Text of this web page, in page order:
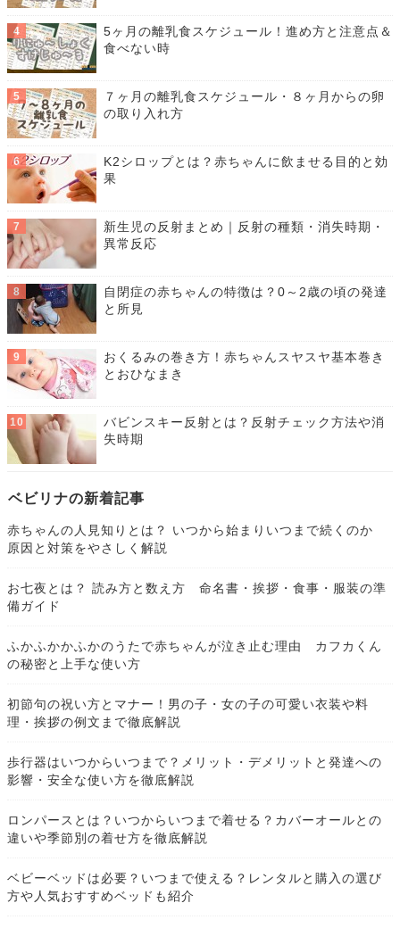
5ヶ月の離乳食スケジュール！進め方と注意点＆
食べない時
７ヶ月の離乳食スケジュール・８ヶ月からの卵
の取り入れ方
K2シロップとは？赤ちゃんに飲ませる目的と効
果
新生児の反射まとめ｜反射の種類・消失時期・
異常反応
自閉症の赤ちゃんの特徴は？0～2歳の頃の発達
と所見
おくるみの巻き方！赤ちゃんスヤスヤ基本巻き
とおひなまき
バビンスキー反射とは？反射チェック方法や消
失時期
ベビリナの新着記事
赤ちゃんの人見知りとは？ いつから始まりいつまで続くのか
原因と対策をやさしく解説
お七夜とは？ 読み方と数え方 命名書・挨拶・食事・服装の準
備ガイド
ふかふかかふかのうたで赤ちゃんが泣き止む理由 カフカくん
の秘密と上手な使い方
初節句の祝い方とマナー！男の子・女の子の可愛い衣装や料
理・挨拶の例文まで徹底解説
歩行器はいつからいつまで？メリット・デメリットと発達への
影響・安全な使い方を徹底解説
ロンパースとは？いつからいつまで着せる？カバーオールとの
違いや季節別の着せ方を徹底解説
ベビーベッドは必要？いつまで使える？レンタルと購入の選び
方や人気おすすめベッドも紹介